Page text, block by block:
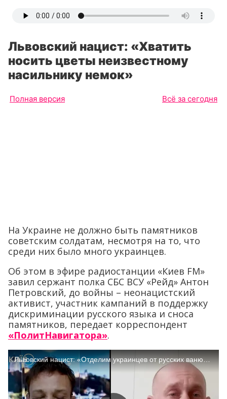
Львовский нацист: «Хватить
носить цветы неизвестному
насильнику немок»
Полная версия Всё за сегодня
На Украине не должно быть памятников
советским солдатам, несмотря на то, что
среди них было много украинцев.
Об этом в эфире радиостанции «Киев FM»
завил сержант полка СБС ВСУ «Рейд» Антон
Петровский, до войны – неонацистский
активист, участник кампаний в поддержку
дискриминации русского языка и сноса
памятников, передает корреспондент
«ПолитНавигатора».